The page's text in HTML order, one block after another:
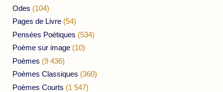
Odes (104)
Pages de Livre (54)
Pensées Poétiques (534)
Poème sur image (10)
Poèmes (9 436)
Poèmes Classiques (360)
Poèmes Courts (1 547)